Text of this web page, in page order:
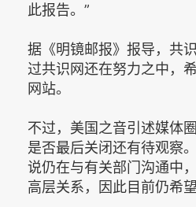
此报告。”
据《明镜邮报》报导，共
过共识网还在努力之中，
网站。
不过，美国之音引述媒体
是否最后关闭还有待观察
说仍在与有关部门沟通中
高层关系，因此目前仍希